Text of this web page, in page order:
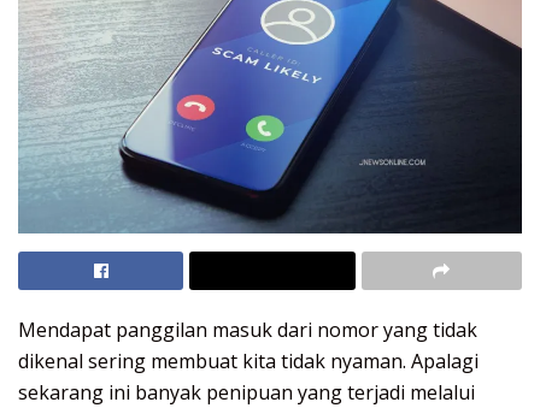
Mendapat panggilan masuk dari nomor yang tidak
dikenal sering membuat kita tidak nyaman. Apalagi
sekarang ini banyak penipuan yang terjadi melalui